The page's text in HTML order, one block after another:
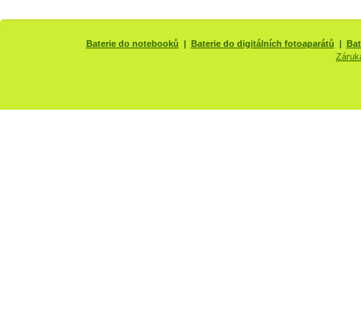
Baterie do notebooků | Baterie do digitálních fotoaparátů |